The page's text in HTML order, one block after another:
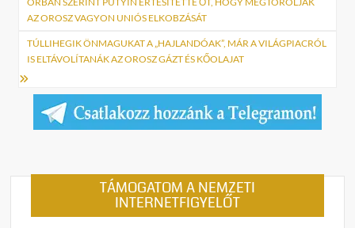
navigáció
AZ OROSZ VAGYON UNIÓS ELKOBZÁSÁT
TÚLLIHEGIK ÖNMAGUKAT A „HAJLANDÓAK”, MÁR A VILÁGPIACRÓL
IS ELTÁVOLÍTANÁK AZ OROSZ GÁZT ÉS KŐOLAJAT
TÁMOGATOM A NEMZETI
INTERNETFIGYELŐT